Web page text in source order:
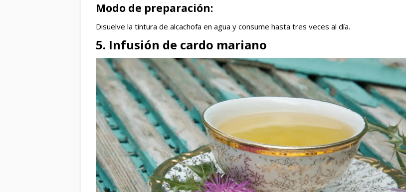
Modo de preparación:
Disuelve la tintura de alcachofa en agua y consume hasta tres veces al día.
5. Infusión de cardo mariano